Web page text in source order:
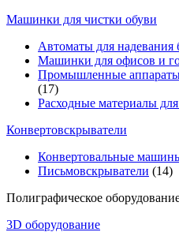
Машинки для чистки обуви
Автоматы для надевания
Машинки для офисов и
Промышленные
(17)
Расходные материалы
Конвертовскрыватели
Конвертовальные
Письмовскрыватели (14)
Полиграфическое
3D оборудование